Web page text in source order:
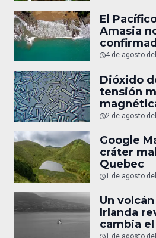
El
Amasia
4 de agosto
Dióxido
tensión
2 de agosto
Google
cráter
Quebec
1 de agosto
Un
Irlanda
cambia